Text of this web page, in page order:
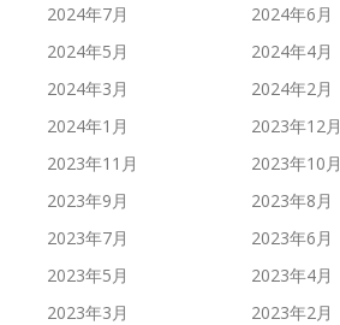
2024年7月
2024年6月
2024年5月
2024年4月
2024年3月
2024年2月
2024年1月
2023年12月
2023年11月
2023年10月
2023年9月
2023年8月
2023年7月
2023年6月
2023年5月
2023年4月
2023年3月
2023年2月